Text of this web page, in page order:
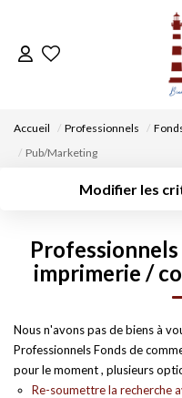
DÉPOSEZ
Accueil Professionnels
Pub/Marketing
Modifier les
Sélectionnez...
Type de bien
imprimerie /
Nous n'avons pas de biens à
Professionnels Fonds de
pour le moment , plusieurs
Re-soumettre la recherche